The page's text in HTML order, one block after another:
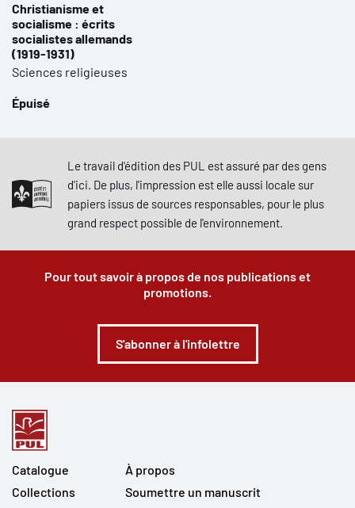
Christianisme et
socialisme : écrits
socialistes allemands
(1919-1931)
Sciences religieuses
Épuisé
Le travail d'édition des PUL est assuré par des gens
d'ici. De plus, l'impression est elle aussi locale sur
papiers issus de sources responsables, pour le plus
grand respect possible de l'environnement.
Pour tout savoir à propos de nos publications et
promotions.
S'abonner à l'infolettre
Catalogue
Collections
À propos
Soumettre un manuscrit